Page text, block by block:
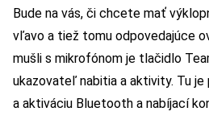
Bude na vás, či chcete mať
vľavo a tiež tomu odpovedajúce
mušli s mikrofónom je tlačidlo
ukazovateľ nabitia a aktivity. Tu je
a aktiváciu Bluetooth a nabíjací